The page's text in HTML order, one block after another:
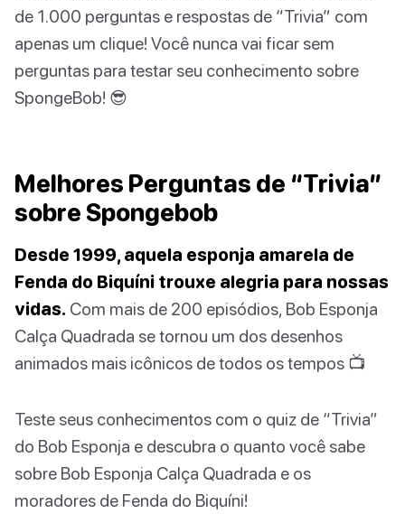
de 1.000 perguntas e respostas de “Trivia” com
apenas um clique! Você nunca vai ficar sem
perguntas para testar seu conhecimento sobre
SpongeBob! 😎
Melhores Perguntas de “Trivia”
sobre Spongebob
Desde 1999, aquela esponja amarela de
Fenda do Biquíni trouxe alegria para nossas
vidas. Com mais de 200 episódios, Bob Esponja
Calça Quadrada se tornou um dos desenhos
animados mais icônicos de todos os tempos 📺
Teste seus conhecimentos com o quiz de “Trivia”
do Bob Esponja e descubra o quanto você sabe
sobre Bob Esponja Calça Quadrada e os
moradores de Fenda do Biquíni!